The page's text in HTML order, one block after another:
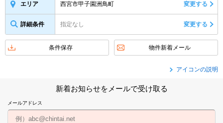
エリア 西宮市甲子園洲鳥町 変更する
詳細条件 指定なし 変更する
条件保存 物件新着メール
アイコンの説明
新着お知らせをメールで受け取る
メールアドレス